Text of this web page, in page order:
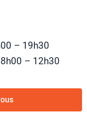
– 19h30
– 12h30